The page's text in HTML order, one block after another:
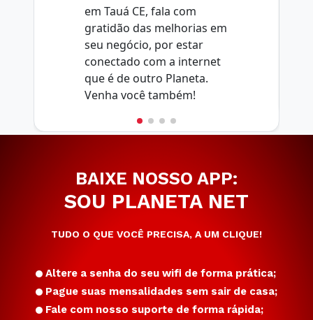
em Tauá CE, fala com
gratidão das melhorias em
seu negócio, por estar
conectado com a internet
que é de outro Planeta.
Venha você também!
BAIXE NOSSO APP:
SOU PLANETA NET
TUDO O QUE VOCÊ PRECISA, A UM CLIQUE!
Altere a senha do seu wifi de forma prática;
Pague suas mensalidades sem sair de casa;
Fale com nosso suporte de forma rápida;